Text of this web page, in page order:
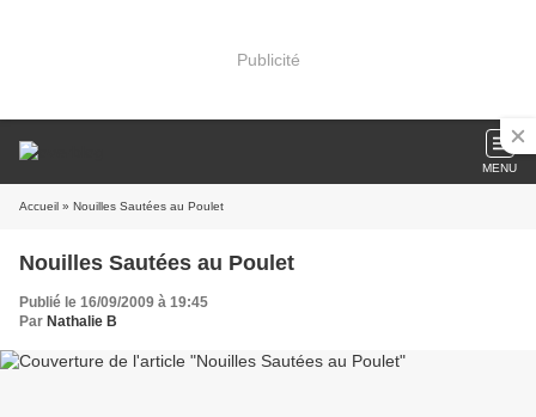
Publicité
MENU
Accueil » Nouilles Sautées au Poulet
Nouilles Sautées au Poulet
Publié le 16/09/2009 à 19:45
Par Nathalie B